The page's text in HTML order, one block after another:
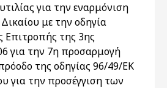
για την εναρμόνιση
με την οδηγία
Επιτροπής της 3ης
για την 7η προσαρμογή
της οδηγίας 96/49/ΕΚ
για την προσέγγιση των